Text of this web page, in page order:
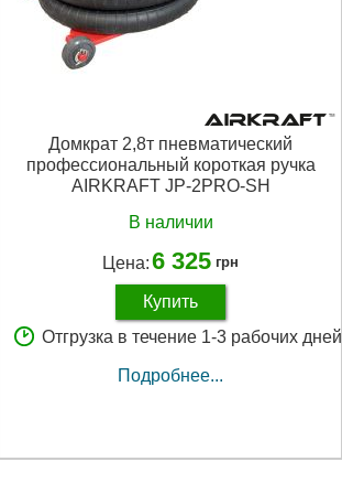
Домкрат 2,8т пневматический
профессиональный короткая ручка
AIRKRAFT JP-2PRO-SH
В наличии
Цена:6 325 грн
Купить
Отгрузка в течение 1-3 рабочих дней
Подробнее...